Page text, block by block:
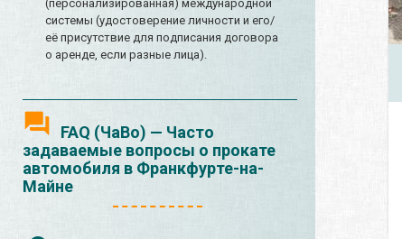
(персонализированная) международной
системы (удостоверение личности и его/
её присутствие для подписания договора
о аренде, если разные лица).
FAQ (ЧаВо) — Часто
задаваемые вопросы о прокате
автомобиля в Франкфурте-на-
Майне